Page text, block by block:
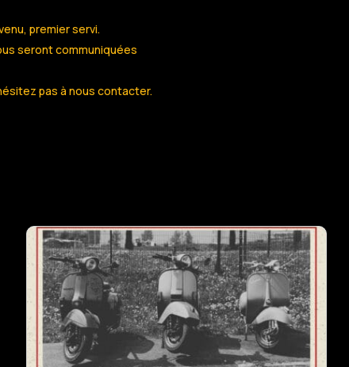
premier servi.
seront communiquées
pas à nous contacter.